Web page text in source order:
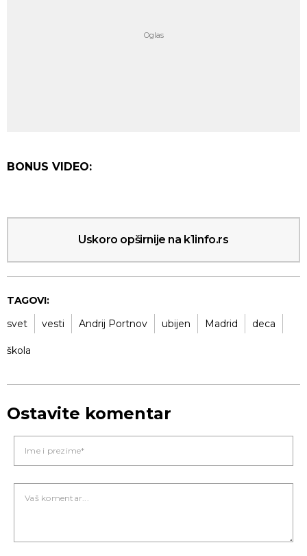
BONUS VIDEO:
Uskoro opširnije na k1info.rs
TAGOVI:
svet
vesti Andrij Portnov ubijen Madrid deca
škola
Ostavite komentar